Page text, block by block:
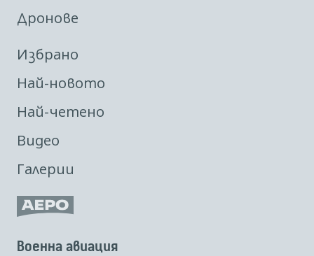
Дронове
Избрано
Най-новото
Най-четено
Видео
Галерии
Военна авиация